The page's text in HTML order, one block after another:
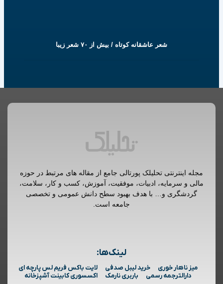
شعر عاشقانه کوتاه / بیش از ۷۰ شعر زیبا
مجله اینترنتی تحلیلک پورتالی جامع از مقاله های مرتبط در حوزه
مالی و سرمایه، ادبیات، موفقیت، آموزش، کسب و کار، سلامت،
گردشگری و… با هدف بهبود سطح دانش عمومی و تخصصی
جامعه است.
لینک‌ها:
میز ناهار خوری خرید لیبل صدفی
لایت باکس فریم لس پارچه ای
دارالترجمه رسمی
باربری نارمک اکسسوری کابینت آشپزخانه